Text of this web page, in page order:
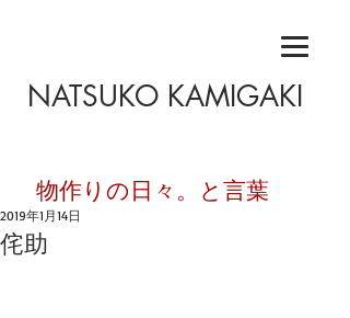
NATSUKO KAMIGAKI
​物作りの日々。と言葉
侘助
2019年1月14日